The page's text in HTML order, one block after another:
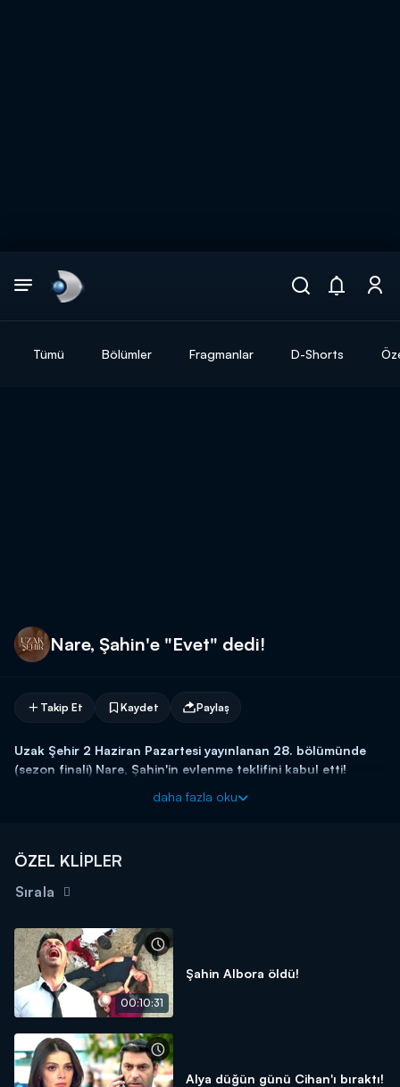
Tümü Bölümler Fragmanlar D-Shorts
Nare, Şahin'e "Evet" dedi!
Takip Et Kaydet Paylaş
Uzak Şehir 2 Haziran Pazartesi yayınlanan 28. bölümünde
(sezon finali) Nare, Şahin'in evlenme teklifini kabul etti!
daha fazla oku
ÖZEL KLİPLER
Sırala
00:10:31
Şahin Albora öldü!
Alya düğün günü Cihan'ı bıraktı!